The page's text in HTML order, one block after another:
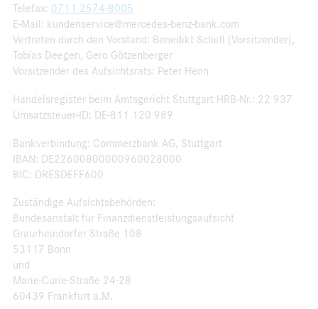
Telefax: 0711 2574-8005
E-Mail: kundenservice@mercedes-benz-bank.com
Vertreten durch den Vorstand: Benedikt Schell (Vorsitzender),
Tobias Deegen, Gero Götzenberger
Vorsitzender des Aufsichtsrats: Peter Henn
Handelsregister beim Amtsgericht Stuttgart HRB-Nr.: 22 937
Umsatzsteuer-ID: DE-811 120 989
Bankverbindung: Commerzbank AG, Stuttgart
IBAN: DE22600800000960028000
BIC: DRESDEFF600
Zuständige Aufsichtsbehörden:
Bundesanstalt für Finanzdienstleistungsaufsicht
Graurheindorfer Straße 108
53117 Bonn
und
Marie-Curie-Straße 24-28
60439 Frankfurt a.M.